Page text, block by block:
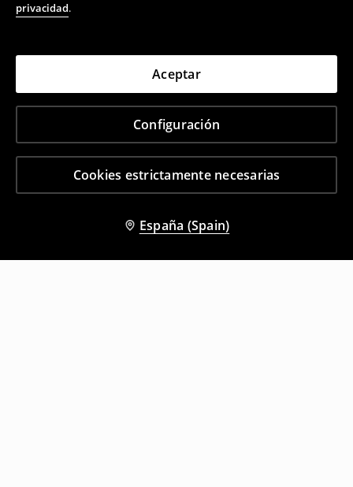
privacidad.
Cookies estrictamente necesarias
Configuración
Aceptar
España (Spain)